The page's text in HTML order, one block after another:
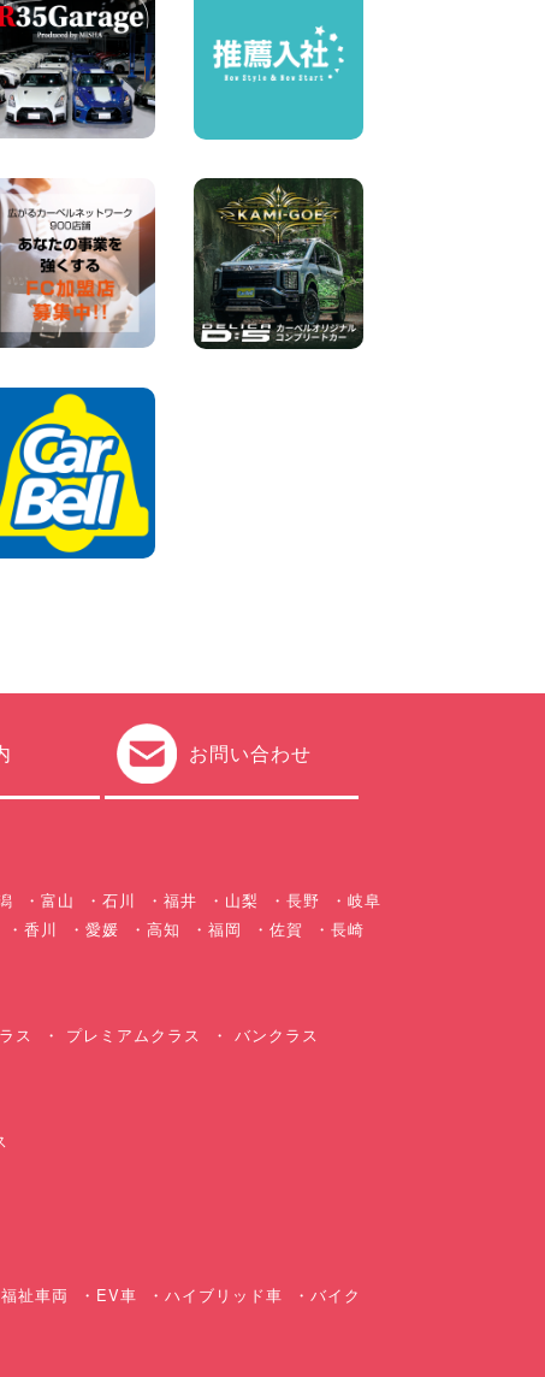
【カーシェアのレンタカーが
2台になりました!】 岐阜県 各
務原那加店
100円レンタカー 各務原那加
空き有ります!!コンパクト
多数!!関東圏必見♪ 東京都 町
100円レンタカー 町田根岸
2026年08月06日
体調崩してませんか?? 兵庫県
加古川店
100円レンタカー 加古川
2026年08月06日
ハイエースワゴンGL!!クルー
る〜!! 福島県 福島笹木野店
※※超格安日額5,800円※※荷物
運びに最適の軽バンのレンタ
カー!! 出雲ドーム前店 島根県
出雲ドーム前店
100円レンタカー 出雲ドーム前
お問い合わせ
富山 石川 福井 山梨 長野
岐阜
香川 愛媛 高知 福岡 佐賀
長崎
ス プレミアムクラス
バンクラス
福祉車両 EV車 ハイブリッド車
バイク